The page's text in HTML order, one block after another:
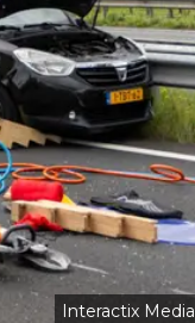
Interactix Media